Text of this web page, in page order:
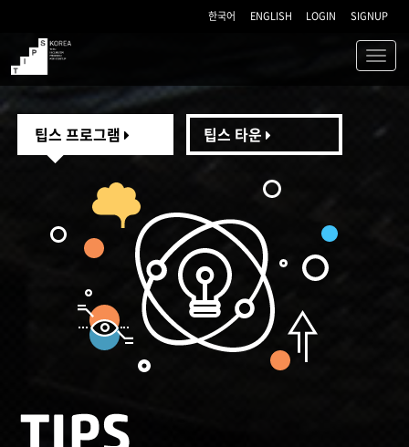
한국어 ENGLISH LOGIN SIGNUP
TIPS
팁스 프로그램 팁스 타운